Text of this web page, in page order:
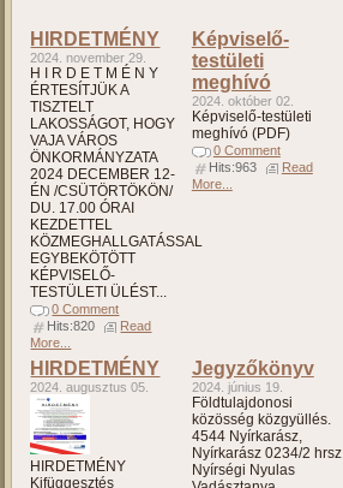
HIRDETMÉNY
2024. november 29.
H I R D E T M É N Y
ÉRTESÍTJÜK A
TISZTELT
LAKOSSÁGOT, HOGY
VAJA VÁROS
ÖNKORMÁNYZATA
2024 DECEMBER 12-
ÉN /CSÜTÖRTÖKÖN/
DU. 17.00 ÓRAI
KEZDETTEL
KÖZMEGHALLGATÁSSAL
EGYBEKÖTÖTT
KÉPVISELŐ-
TESTÜLETI ÜLÉST...
0 Comment
Hits:820
Read
More...
Képviselő-
testületi
meghívó
2024. október 02.
Képviselő-testületi
meghívó (PDF)
0 Comment
Hits:963
Read
More...
HIRDETMÉNY
2024. augusztus 05.
HIRDETMÉNY
Kifüggesztés
Jegyzőkönyv
2024. június 19.
Földtulajdonosi
közösség közgyüllés.
4544 Nyírkarász,
Nyírkarász 0234/2 hrsz
Nyírségi Nyulas